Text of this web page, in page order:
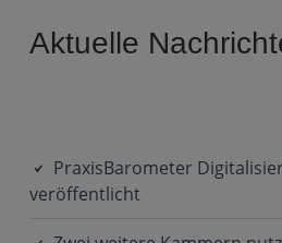
Primary
Aktuelle
PraxisBarometer
veröffentlicht